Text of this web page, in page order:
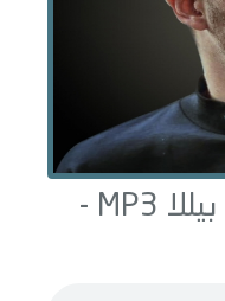
بيللا
MP3 -